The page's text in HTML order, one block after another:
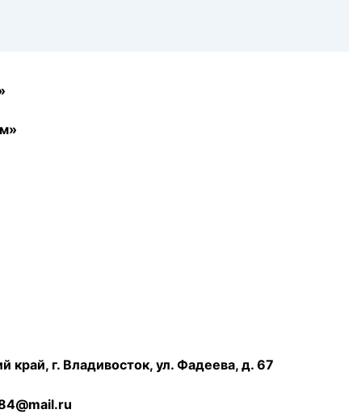
край, г. Владивосток, ул. Фадеева, д. 67